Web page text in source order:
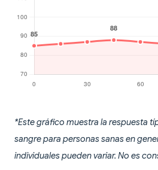
*Este gráfico muestra la respuesta
sangre para personas sanas en
individuales pueden variar. No es